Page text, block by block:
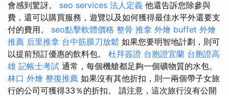
會感到驚訝。 seo services 法人定義 他還告訴您除參與
費，還可以購買服務，遊覽以及如何獲得最佳水平外還要支
付的費用。 seo點擊軟體價格 整骨 推拿 外燴 buffet 外燴
推薦 后里推拿 台中筋膜刀放鬆 如果您要明智地計劃，則可
以提前預訂優惠的飲料包。 杜拜簽證 台胞證宜蘭 台胞證高
雄 記帳士考試 通常，每個機艙都足夠一個礦物質的水包。
林口 外燴 整復推薦 如果沒有其他折扣，則一兩個帶子女旅
行的公司可獲得33％的折扣。 請注意，這次旅行沒有公開